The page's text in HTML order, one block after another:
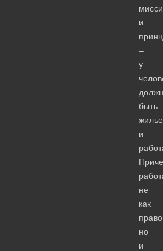
и
–
у
быть
жилье
и
не
как
но
и